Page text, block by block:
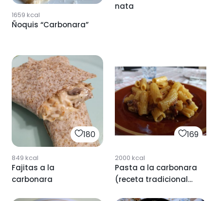
1659 kcal
Ñoquis “Carbonara”
nata
180
849 kcal
Fajitas a la
carbonara
169
2000 kcal
Pasta a la carbonara
(receta tradicional